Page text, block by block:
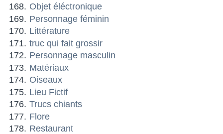
Objet éléctronique
Personnage féminin
Littérature
truc qui fait grossir
Personnage masculin
Matériaux
Oiseaux
Lieu Fictif
Trucs chiants
Flore
Restaurant